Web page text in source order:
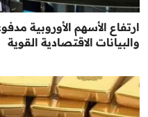
ارتفاع الأسهم الأوروبية
والبيانات الاقتصادية القوية